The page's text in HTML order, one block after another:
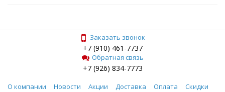
Заказать звонок
+7 (910) 461-7737
Обратная связь
+7 (926) 834-7773
О компании Новости Акции Доставка Оплата
Скидки